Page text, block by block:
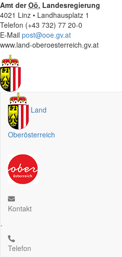
Amt derOö. Landesregierung
4021 Linz • Landhausplatz 1
Telefon (+43 732) 77 20-0
E-Mail post@ooe.gv.at
www.land-oberoesterreich.gv.at
Land
Oberösterreich
Kontakt
.
Telefon